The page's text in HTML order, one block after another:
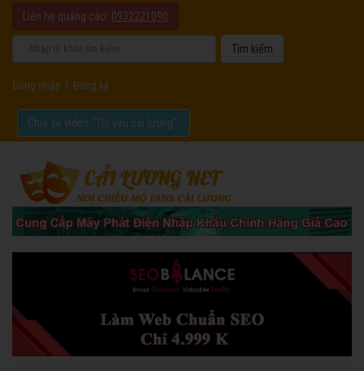
Liên hệ quảng cáo: 0932221090
Đăng nhập Đăng ký
Chia sẻ video "Tôi yêu cải lương".